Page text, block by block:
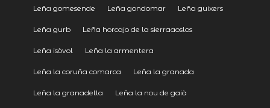
Leña gomesende Leña gondomar Leña guixers
Leña gurb Leña horcajo de la sierraaoslos
Leña isòvol Leña la armentera
Leña la coruña comarca Leña la granada
Leña la granadella Leña la nou de gaià